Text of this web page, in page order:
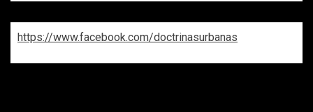
https://www.facebook.com/doctrinasurbanas